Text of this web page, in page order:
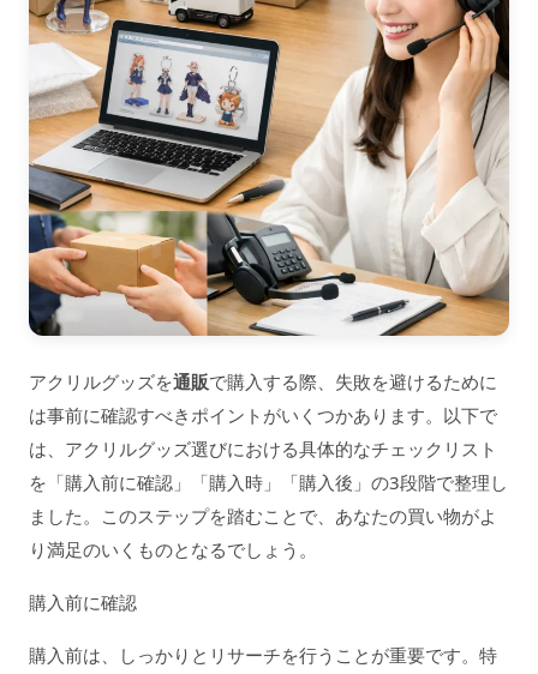
アクリルグッズを通販で購入する際、失敗を避けるために
は事前に確認すべきポイントがいくつかあります。以下で
は、アクリルグッズ選びにおける具体的なチェックリスト
を「購入前に確認」「購入時」「購入後」の3段階で整理し
ました。このステップを踏むことで、あなたの買い物がよ
り満足のいくものとなるでしょう。
購入前に確認
購入前は、しっかりとリサーチを行うことが重要です。特